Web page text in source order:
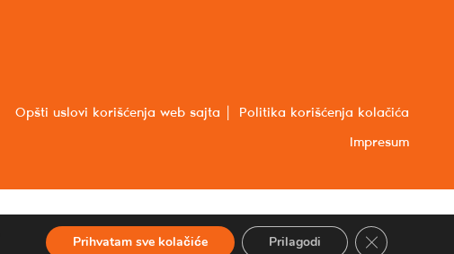
Opšti uslovi korišćenja web sajta Politika korišćenja kolačića
Impresum
Prihvatam sve kolačiće Prilagodi Close GDPR